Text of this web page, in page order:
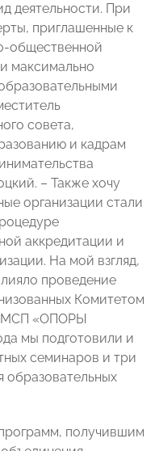
деятельности. При
приглашенные к
общественной
максимально
совета,
и кадрам
– Также хочу
организации стали
аккредитации и
На мой взгляд,
проведение
Комитетом
МСП «ОПОРЫ
мы подготовили и
семинаров и три
образовательных
получившим